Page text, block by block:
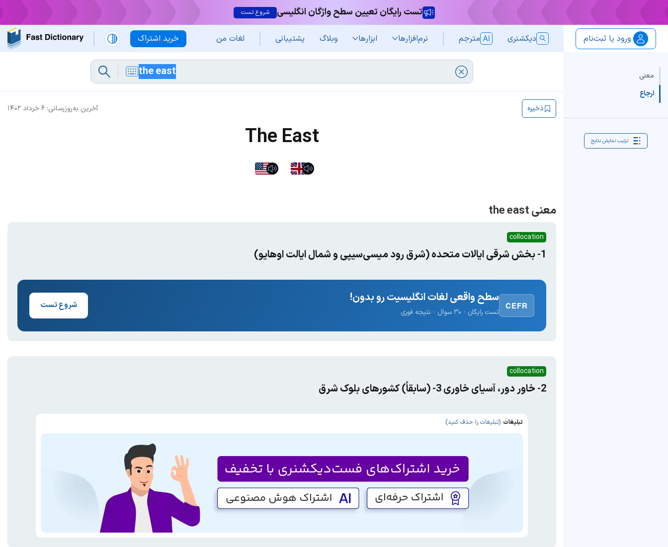
تست رایگان تعیین سطح واژگان انگلیسی شروع تست
خرید اشتراک ورود یا ثبت‌نام دیکشنری مترجم نرم‌افزار‌ها ابزارها وبلاگ پشتیبانی لغات من
معنی
ارجاع
ترتیب نمایش نتایج
آخرین به‌روزرسانی: ۶ خرداد ۱۴۰۲ ذخیره
The East
معنی the east
collocation
1- بخش شرقی ایالات متحده (شرق رود میسی‌سیپی و شمال ایالت اوهایو)
CEFR
سطح واقعی لغات انگلیسیت رو بدون!
تست رایگان · ۳۰ سوال · نتیجه فوری
شروع تست
collocation
2- خاور دور، آسیای خاوری 3- (سابقاً) کشورهای بلوک شرق
تبلیغات (تبلیغات را حذف کنید)